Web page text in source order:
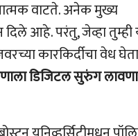
वाटते. अनेक मुख्य
दिले आहे. परंतु, जेव्हा तुम्ही
कारकिर्दीचा वेध
डिजिटल सुरुंग